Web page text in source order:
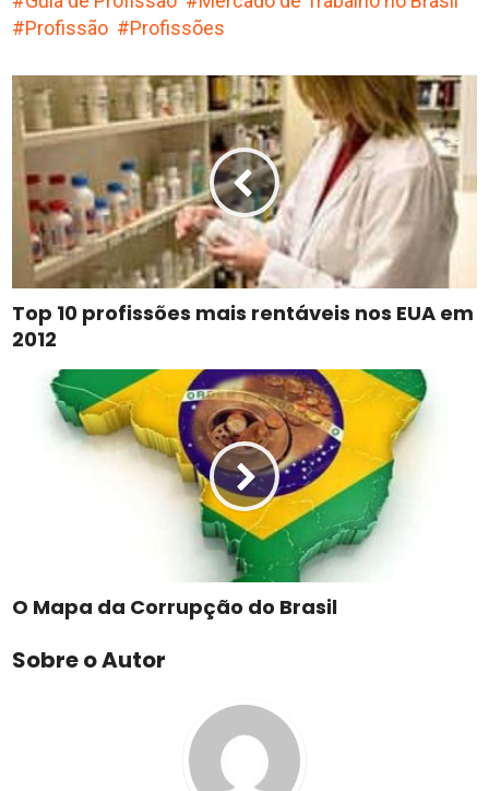
Profissão
Profissões
Top 10 profissões mais rentáveis nos EUA em
2012
O Mapa da Corrupção do Brasil
Sobre o Autor